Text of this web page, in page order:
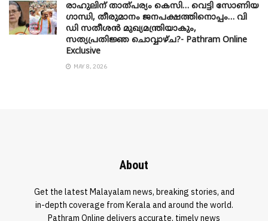
രാഹുലിന് താത്പര്യം കെസി… വെട്ടി സോണിയ
​ഗാന്ധി, തീരുമാനം ജനപക്ഷത്തിനൊപ്പം… വി
ഡി സതീശൻ മുഖ്യമന്ത്രിയാകും,
സത്യപ്രതിജ്ഞ ചൊവ്വാഴ്ച?- Pathram Online
Exclusive
MAY 8, 2026
About
Get the latest Malayalam news, breaking stories, and
in-depth coverage from Kerala and around the world.
Pathram Online delivers accurate, timely news